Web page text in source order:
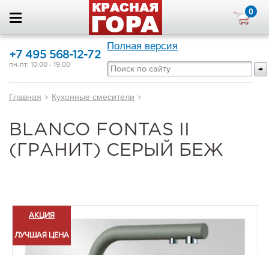
0
+7 495 568-12-72
пн-пт: 10.00 - 19.00
Полная версия
Главная > Кухонные смесители >
BLANCO FONTAS II
(ГРАНИТ) СЕРЫЙ БЕЖ
АКЦИЯ
ЛУЧШАЯ ЦЕНА